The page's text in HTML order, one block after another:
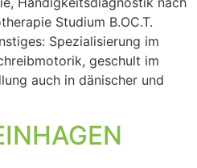
Studium B.OC.T.
Spezialisierung im
geschult im
auch in dänischer und